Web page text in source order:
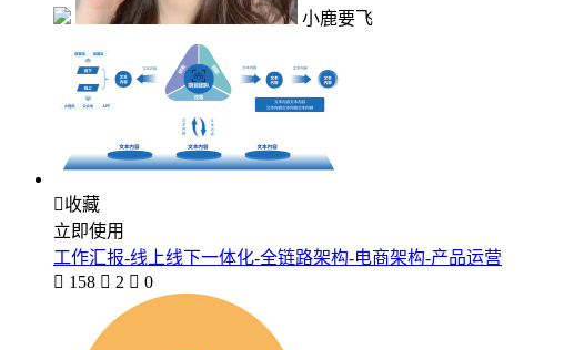
小鹿要飞
收藏
立即使用
工作汇报-线上线下一体化-全链路架构-电商架构-产品运营
 158  2  0